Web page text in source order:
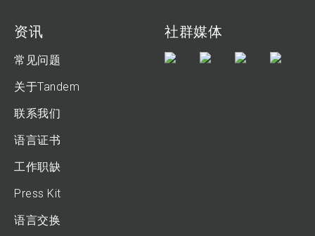
资讯
常见问题
关于Tandem
联系我们
语言证书
工作职缺
Press Kit
语言交换
社群媒体